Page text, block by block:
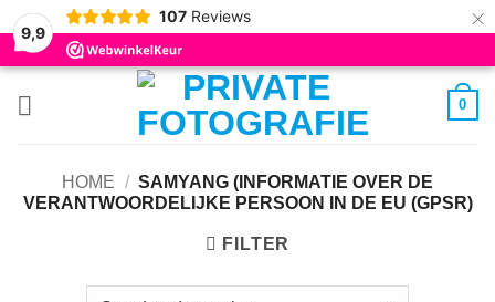
9,9
107 Reviews ×
0
HOME / SAMYANG (INFORMATIE OVER DE
VERANTWOORDELIJKE PERSOON IN DE EU (GPSR)
FILTER